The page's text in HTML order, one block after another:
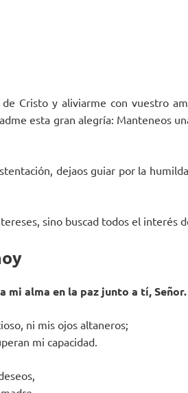
Cristo y aliviarme con vuestro
esta gran alegría: Manteneos
dejaos guiar por la
sino buscad todos el interés
mi alma en la paz junto a tí, Señor.
ni mis ojos altaneros;
mi capacidad.